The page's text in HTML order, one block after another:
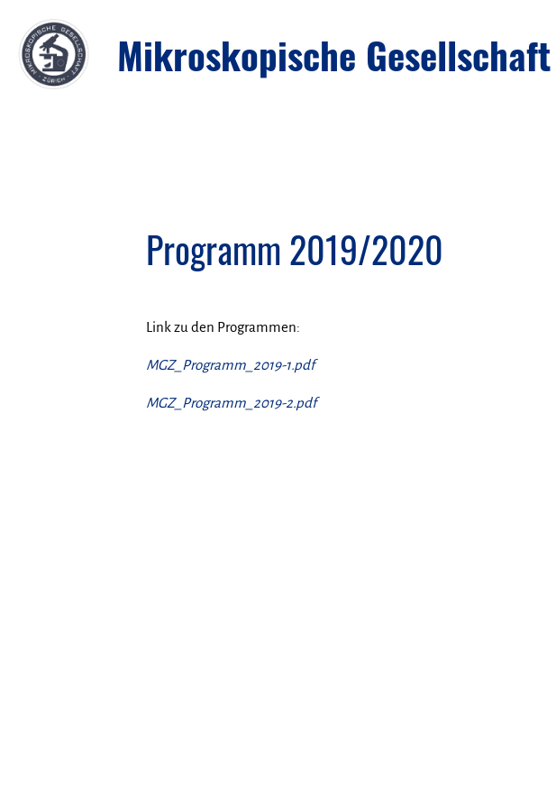
Mikroskopische
Programm 2019/2020
Link zu den Programmen:
MGZ_Programm_2019-1.pdf
MGZ_Programm_2019-2.pdf